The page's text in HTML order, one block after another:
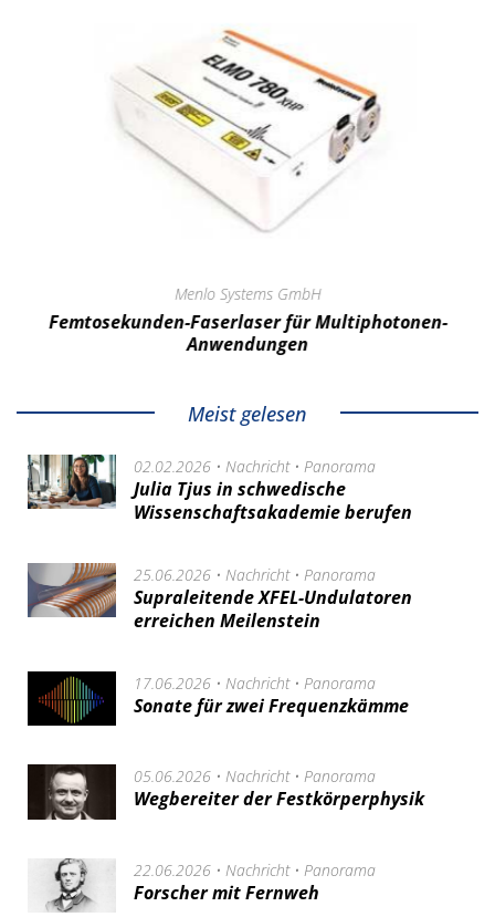
Menlo Systems GmbH
Femtosekunden-Faserlaser für Multiphotonen-
Anwendungen
Meist gelesen
02.02.2026 • Nachricht• Panorama
Julia Tjus in schwedische
Wissenschaftsakademie berufen
25.06.2026 • Nachricht• Panorama
Supraleitende XFEL-Undulatoren
erreichen Meilenstein
17.06.2026 • Nachricht• Panorama
Sonate für zwei Frequenzkämme
05.06.2026 • Nachricht• Panorama
Wegbereiter der Festkörperphysik
22.06.2026 • Nachricht• Panorama
Forscher mit Fernweh